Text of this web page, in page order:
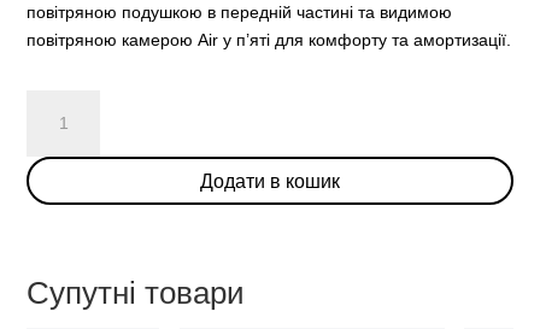
повітряною подушкою в передній частині та видимою
повітряною камерою Air у п’яті для комфорту та амортизації.
RETRO
MILITARY
Додати в кошик
Супутні товари